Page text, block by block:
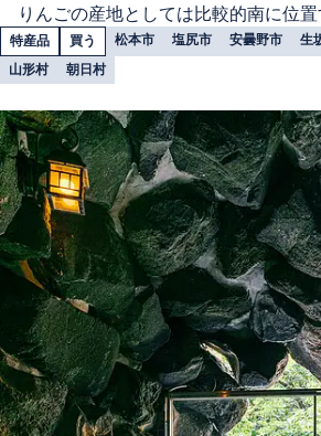
りんごの産地としては比較的南に位
特産品 買う 松本市 塩尻市 安曇野市 生
山形村
朝日村